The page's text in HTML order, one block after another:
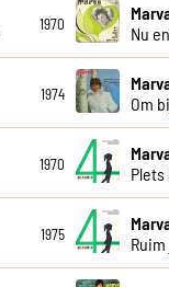
1970
Nu
1974
Om
1970
1975